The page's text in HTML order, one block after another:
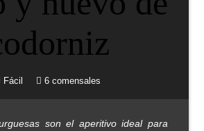
Fácil 6 comensales
son el aperitivo ideal para